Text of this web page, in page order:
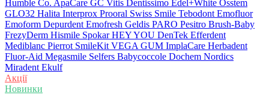
Humble Co. ApaCare GC Vitis Dentissimo Edel+White Osstem
GLO32 Halita Interprox Prooral Swiss Smile Tebodont Emofluor
Emoform Depurdent Emofresh Geldis PARO Pesitro Brush-Baby
FrezyDerm Hismile Spokar HEY YOU DenTek Efferdent
Mediblanc Pierrot SmileKit VEGA GUM ImplaCare Herbadent
Fluor-Aid Megasmile Selfers Babycoccole Dochem Nordics
Miradent Ekulf
Акції
Новинки